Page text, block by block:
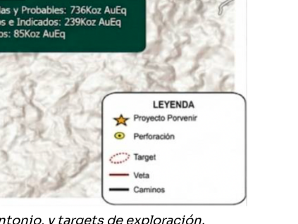
y targets de exploración.